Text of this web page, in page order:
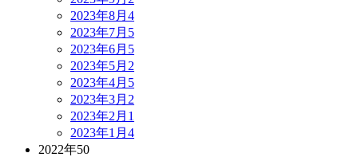
2023年8月 4
2023年7月 5
2023年6月 5
2023年5月 2
2023年4月 5
2023年3月 2
2023年2月 1
2023年1月 4
2022年50